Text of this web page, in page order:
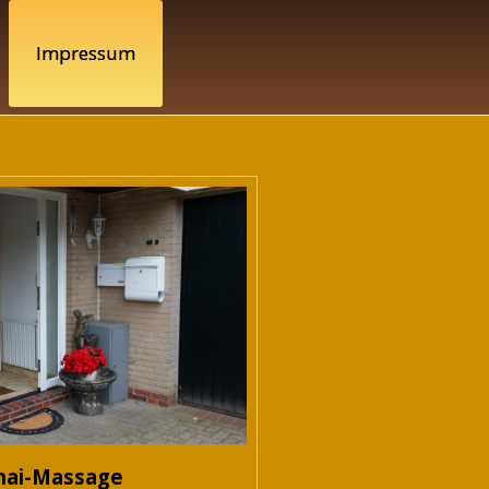
Impressum
Massage